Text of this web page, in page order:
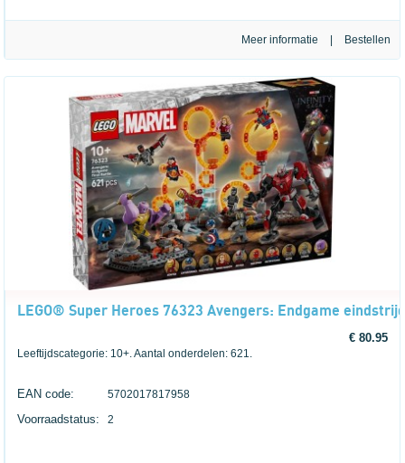
Meer informatie
LEGO® Super Heroes 76323 Avengers: Endgame
€ 80.95
Leeftijdscategorie: 10+. Aantal onderdelen: 621.
EAN code: 5702017817958
Voorraadstatus: 2